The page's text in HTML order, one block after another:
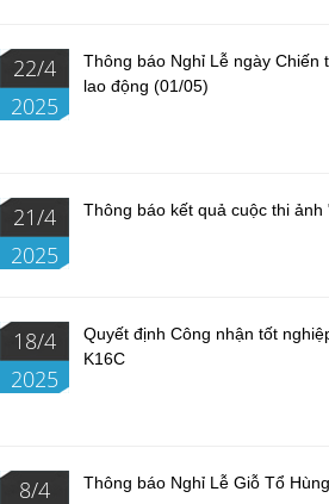
22/4
2025
Thông báo Nghỉ Lễ ngày Chiến
lao động (01/05)
21/4
2025
Thông báo kết quả cuộc thi ảnh
18/4
2025
Quyết định Công nhận tốt
K16C
8/4 Thông báo Nghỉ Lễ Giỗ Tổ